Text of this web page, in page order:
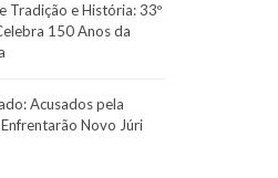
Tradição e História: 33º
150 Anos da
Acusados pela
Novo Júri